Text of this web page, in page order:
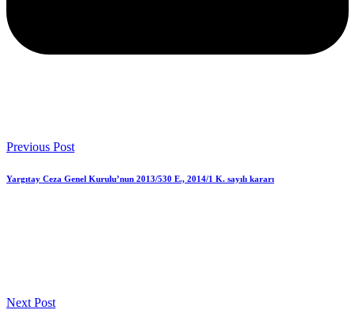
Previous Post
Yargıtay Ceza Genel Kurulu’nun 2013/530 E., 2014/1 K. sayılı kararı
Next Post